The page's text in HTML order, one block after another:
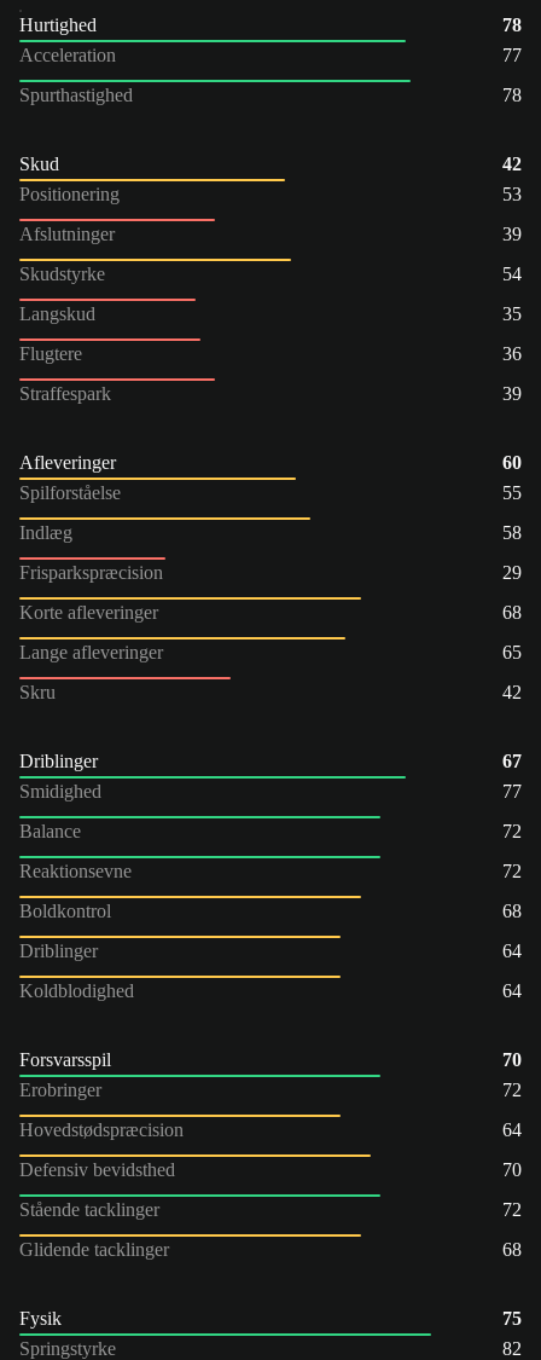
Hurtighed
78
Acceleration
77
Spurthastighed
78
Skud
42
Positionering
53
Afslutninger
39
Skudstyrke
54
Langskud
35
Flugtere
36
Straffespark
39
Afleveringer
60
Spilforståelse
55
Indlæg
58
Frisparkspræcision
29
Korte afleveringer
68
Lange afleveringer
65
Skru
42
Driblinger
67
Smidighed
77
Balance
72
Reaktionsevne
72
Boldkontrol
68
Driblinger
64
Koldblodighed
64
Forsvarsspil
70
Erobringer
72
Hovedstødspræcision
64
Defensiv bevidsthed
70
Stående tacklinger
72
Glidende tacklinger
68
Fysik
75
Springstyrke
82